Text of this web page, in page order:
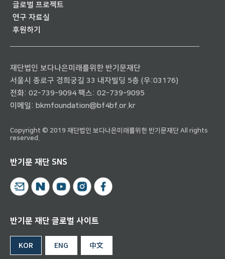
글로벌 프로젝트
연구 자료실
후원하기
재단법인 보다나은미래를위한 반기문재단
서울시 종로구 경희궁길 33 내자빌딩 5층 (우:03176)
전화: 02-739-9094 팩스: 02-739-9095
이메일: bkmfoundation@bf4bf.or.kr
Copyright © 2019 재단법인 보다나은미래를위한 반기문재단 All rights
reserved.
반기문 재단 SNS
반기문 재단 글로벌 사이트
KOR ENG 中文